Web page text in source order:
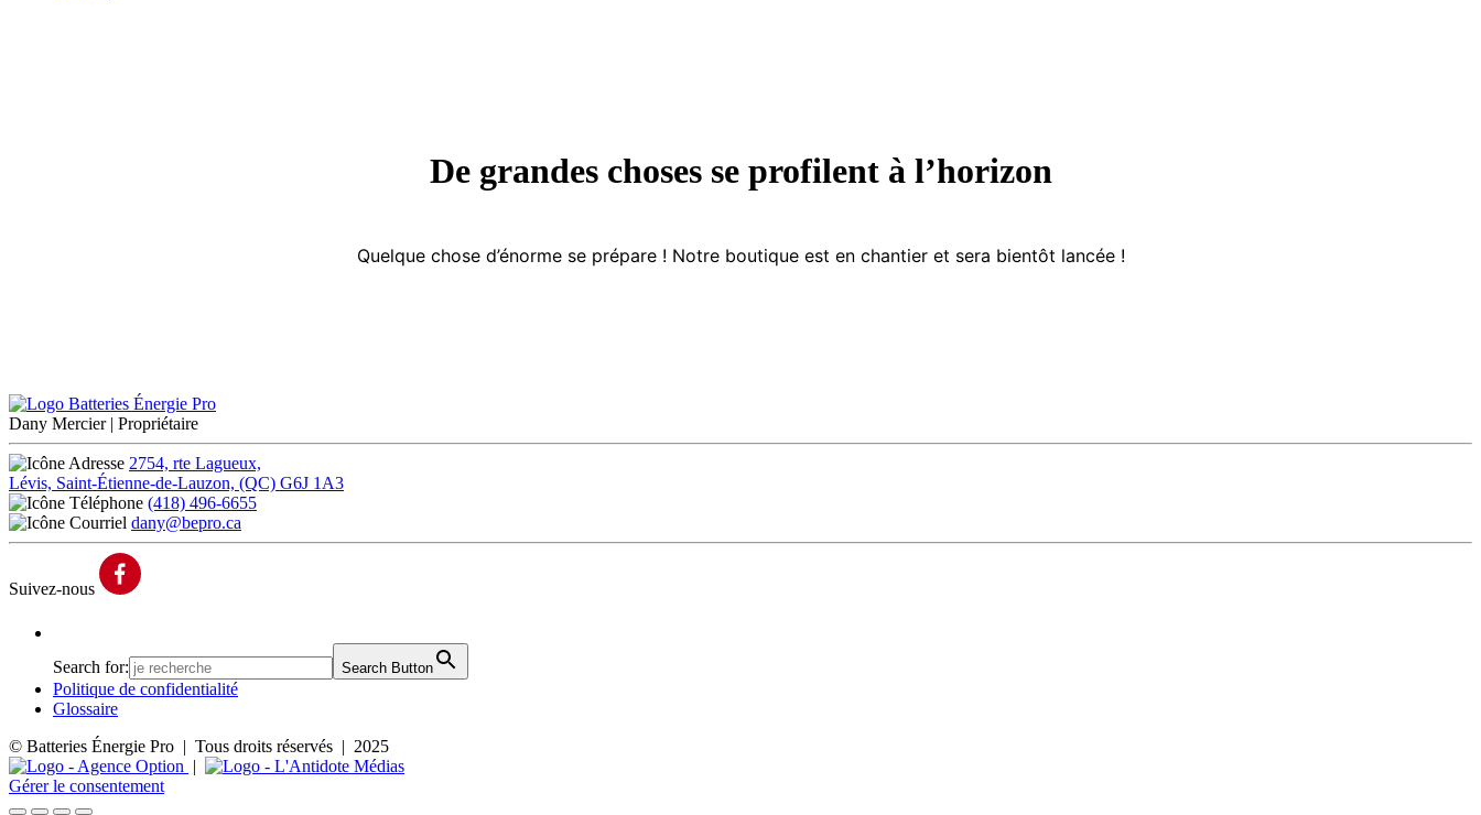
De grandes choses se profilent à l’horizon
Quelque chose d’énorme se prépare ! Notre boutique est en chantier et sera bientôt lancée !
Dany Mercier| Propriétaire
2754, rte Lagueux,
Lévis, Saint-Étienne-de-Lauzon, (QC) G6J 1A3
(418) 496-6655
dany@bepro.ca
Suivez-nous
Search for: Search Button
Politique de confidentialité
Glossaire
© Batteries Énergie Pro | Tous droits réservés | 2025
|
Gérer le consentement